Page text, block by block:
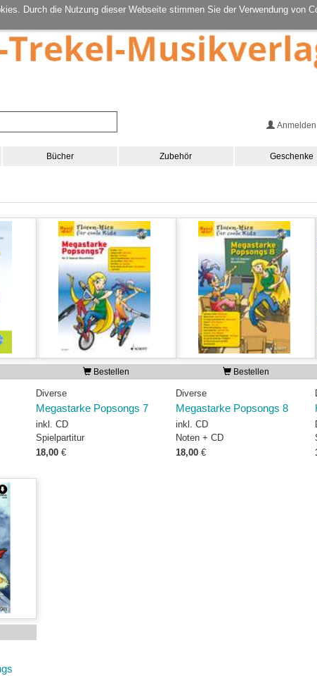
Durch die Nutzung dieser Webseite stimmen Sie der Verwendung von
Anmelden
Bücher Zubehör Geschenke
Bestellen
Diverse
Megastarke Popsongs 7
inkl. CD
Spielpartitur
18,00 €
Bestellen
Diverse
Megastarke Popsongs 8
inkl. CD
Noten + CD
18,00 €